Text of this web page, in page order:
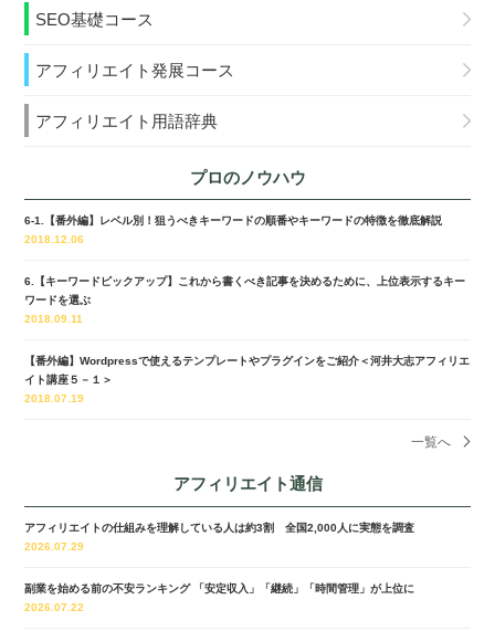
SEO基礎コース
アフィリエイト発展コース
アフィリエイト用語辞典
プロのノウハウ
6-1.【番外編】レベル別！狙うべきキーワードの順番やキーワードの特徴を徹底解説
2018.12.06
6.【キーワードピックアップ】これから書くべき記事を決めるために、上位表示するキー
ワードを選ぶ
2018.09.11
【番外編】Wordpressで使えるテンプレートやプラグインをご紹介＜河井大志アフィリエ
イト講座５－１＞
2018.07.19
一覧へ
アフィリエイト通信
アフィリエイトの仕組みを理解している人は約3割 全国2,000人に実態を調査
2026.07.29
副業を始める前の不安ランキング 「安定収入」「継続」「時間管理」が上位に
2026.07.22